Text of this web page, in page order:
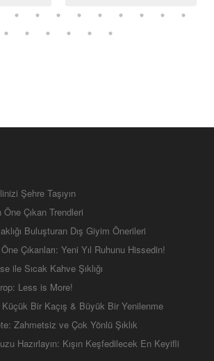
Şehre Taşıyın
Öne Çıkan Trendleri
Buluşturan Dış Giyim Önerileri
Öne Çıkanları: Yeni Yıl Ruhunu Hissedin!
ile Sıcak Kahve Şıklığı
Less is More!
Küçük Bir Kaçış & Büyük Bir Yenilenme
Zahmetsiz ve Çok Yönlü Şıklık
Hazırlayın: Kışın Keşfedilecek En Keyifli